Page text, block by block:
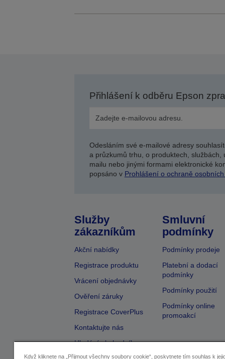
Přihlášení k odběru Epson
Odesláním své e-mailové adresy
a průzkumů trhu, o produktech,
mailu nebo jinými formami elektronické
popsáno v Prohlášení o ochraně
Služby
zákazníkům
Akční nabídky
Registrace produktu
Vrácení objednávky
Ověření záruky
Registrace CoverPlus
Kontaktujte nás
Hledání obchodníka
Smluvní
podmínky
Podmínky prodeje
Platební a dodací
podmínky
Podmínky použití
Podmínky online
promoakcí
Když kliknete na „Přijmout všechny soubory cookie“, poskytnete tím souhlas k